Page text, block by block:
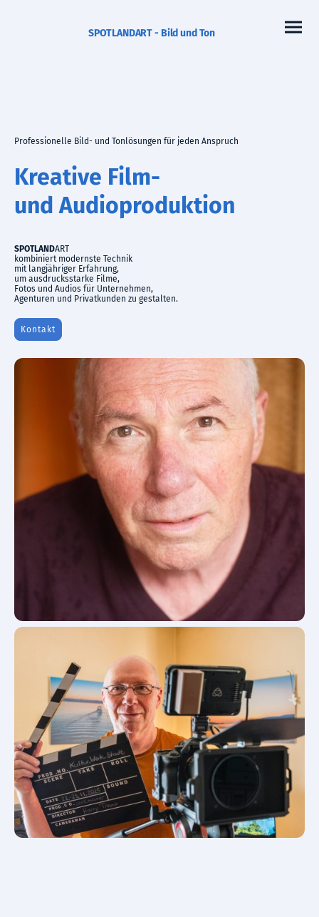
SPOTLANDART - Bild und Ton
Professionelle Bild- und Tonlösungen für jeden Anspruch
Kreative Film-
und Audioproduktion
SPOTLANDART
kombiniert modernste Technik
mit langjähriger Erfahrung,
um ausdrucksstarke Filme,
Fotos und Audios für Unternehmen,
Agenturen und Privatkunden zu gestalten.
Kontakt